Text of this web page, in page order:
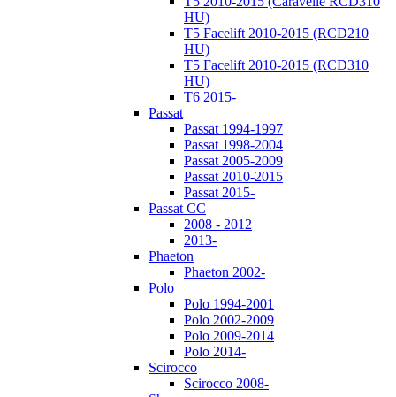
HU)
T5 Facelift 2010-2015 (RCD210
HU)
T5 Facelift 2010-2015 (RCD310
HU)
T6 2015-
Passat
Passat 1994-1997
Passat 1998-2004
Passat 2005-2009
Passat 2010-2015
Passat 2015-
Passat CC
2008 - 2012
2013-
Phaeton
Phaeton 2002-
Polo
Polo 1994-2001
Polo 2002-2009
Polo 2009-2014
Polo 2014-
Scirocco
Scirocco 2008-